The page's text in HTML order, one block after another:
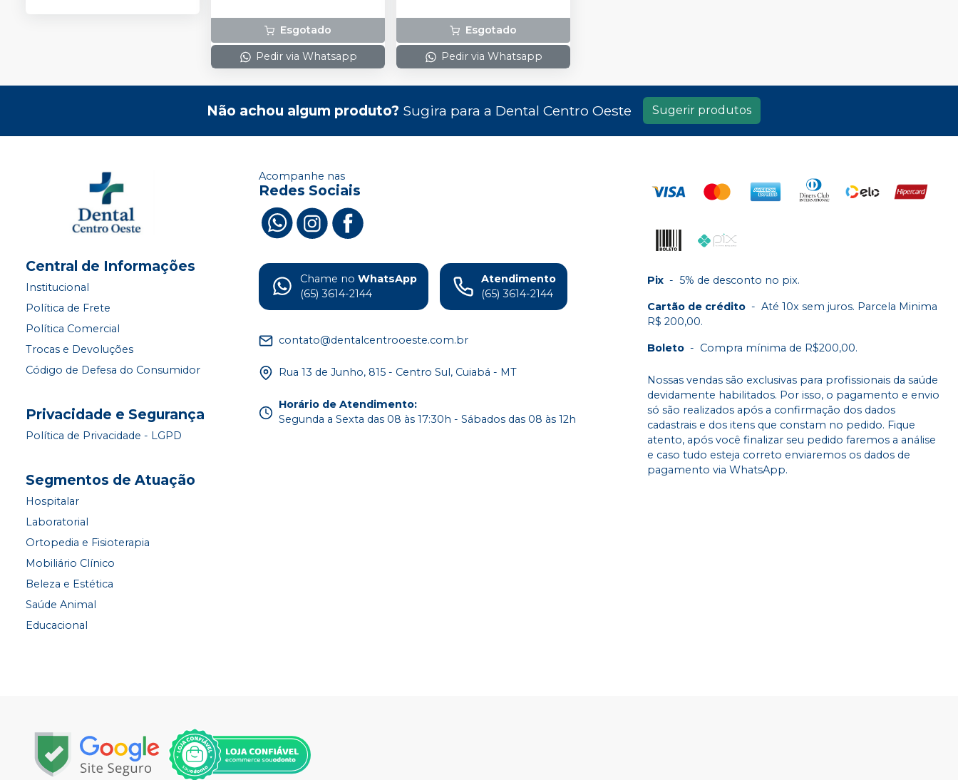
Esgotado
Pedir via Whatsapp
Esgotado
Pedir via Whatsapp
Não achou algum produto? Sugira para a Dental Centro Oeste Sugerir produtos
Central de Informações
Institucional
Política de Frete
Política Comercial
Trocas e Devoluções
Código de Defesa do Consumidor
Privacidade e Segurança
Política de Privacidade - LGPD
Segmentos de Atuação
Hospitalar
Laboratorial
Ortopedia e Fisioterapia
Mobiliário Clínico
Beleza e Estética
Saúde Animal
Educacional
Acompanhe nas
Redes Sociais
Chame no WhatsApp
(65) 3614-2144
Atendimento
(65) 3614-2144
contato@dentalcentrooeste.com.br
Rua 13 de Junho, 815 - Centro Sul, Cuiabá - MT
Horário de Atendimento:
Segunda a Sexta das 08 às 17:30h - Sábados das 08 às 12h
Pix - 5% de desconto no pix.
Cartão de crédito - Até 10x sem juros. Parcela Minima
R$ 200,00.
Boleto - Compra mínima de R$200,00.
Nossas vendas são exclusivas para profissionais da saúde
devidamente habilitados. Por isso, o pagamento e envio
só são realizados após a confirmação dos dados
cadastrais e dos itens que constam no pedido. Fique
atento, após você finalizar seu pedido faremos a análise
e caso tudo esteja correto enviaremos os dados de
pagamento via WhatsApp.